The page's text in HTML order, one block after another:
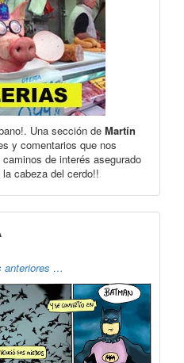
Una sección de Martín
y comentarios que nos
de interés asegurado
cabeza del cerdo!!
anteriores …